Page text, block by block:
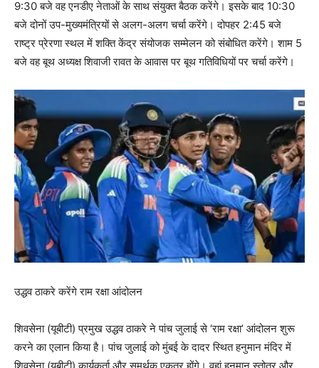
9:30 बजे वह एनडीए नेताओं के साथ संयुक्त बैठक करेंगे। इसके बाद 10:30
बजे दोनों उप-मुख्यमंत्रियों से अलग-अलग चर्चा करेंगे। दोपहर 2:45 बजे
राष्ट्र प्रेरणा स्थल में शक्ति केंद्र संयोजक सम्मेलन को संबोधित करेंगे। शाम 5
बजे वह बूथ अध्यक्ष शिवाजी रावत के आवास पर बूथ गतिविधियों पर चर्चा करेंगे।
उद्धव ठाकरे करेंगे राम रक्षा आंदोलन
शिवसेना (यूबीटी) प्रमुख उद्धव ठाकरे ने पांच जुलाई से ‘राम रक्षा’ आंदोलन शुरू
करने का एलान किया है। पांच जुलाई को मुंबई के दादर स्थित हनुमान मंदिर में